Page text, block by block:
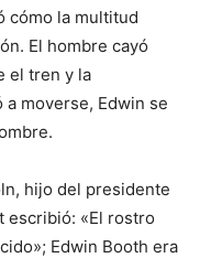
cómo la multitud
El hombre cayó
el tren y la
moverse, Edwin se
hijo del presidente
escribió: «El rostro
Edwin Booth era